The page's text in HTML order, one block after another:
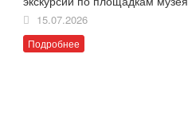
15.07.2026
Подробнее